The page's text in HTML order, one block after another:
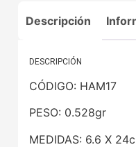
Descripción
DESCRIPCIÓN
CÓDIGO: HAM17
PESO: 0.528gr
MEDIDAS: 6.6 X